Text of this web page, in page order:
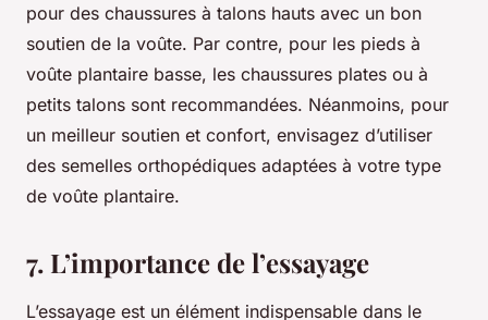
pour des chaussures à talons hauts avec un bon
soutien de la voûte. Par contre, pour les pieds à
voûte plantaire basse, les chaussures plates ou à
petits talons sont recommandées. Néanmoins, pour
un meilleur soutien et confort, envisagez d’utiliser
des semelles orthopédiques adaptées à votre type
de voûte plantaire.
7. L’importance de l’essayage
L’essayage est un élément indispensable dans le